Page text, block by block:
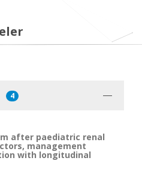
4
after paediatric renal
management
with longitudinal